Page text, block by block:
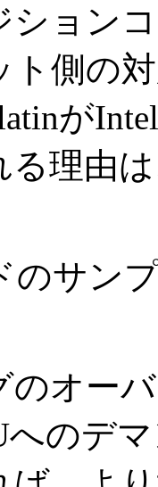
ション
ト側の
が
る理由
のサン
オー
へのデ